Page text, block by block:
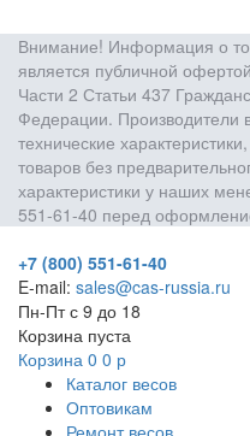
Внимание! Информация о
является публичной
Части 2 Статьи 437
Федерации. Производители
технические
товаров без
характеристики у наших
551-61-40 перед
+7 (800) 551-61-40
E-mail: sales@cas-russia.ru
Пн-Пт с 9 до 18
Корзина пуста
Корзина 0 0 р
Каталог весов
Оптовикам